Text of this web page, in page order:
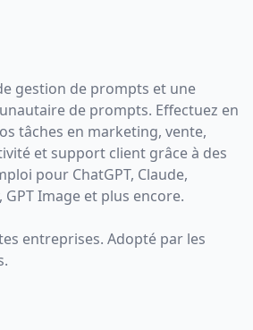
gestion de prompts et une
de prompts. Effectuez en
tâches en marketing, vente,
et support client grâce à des
pour ChatGPT, Claude,
Image et plus encore.
entreprises. Adopté par les